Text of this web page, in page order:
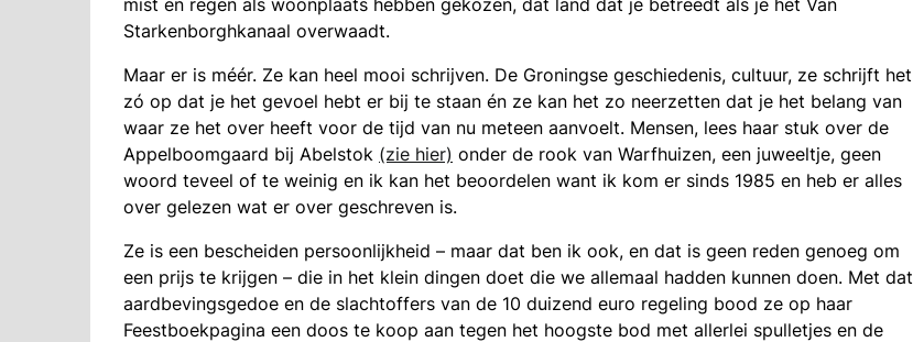
mist en regen als woonplaats hebben gekozen, dat land dat je betreedt als je het Van
Starkenborghkanaal overwaadt.
Maar er is méér. Ze kan heel mooi schrijven. De Groningse geschiedenis, cultuur, ze schrijft het
zó op dat je het gevoel hebt er bij te staan én ze kan het zo neerzetten dat je het belang van
waar ze het over heeft voor de tijd van nu meteen aanvoelt. Mensen, lees haar stuk over de
Appelboomgaard bij Abelstok (zie hier) onder de rook van Warfhuizen, een juweeltje, geen
woord teveel of te weinig en ik kan het beoordelen want ik kom er sinds 1985 en heb er alles
over gelezen wat er over geschreven is.
Ze is een bescheiden persoonlijkheid – maar dat ben ik ook, en dat is geen reden genoeg om
een prijs te krijgen – die in het klein dingen doet die we allemaal hadden kunnen doen. Met dat
aardbevingsgedoe en de slachtoffers van de 10 duizend euro regeling bood ze op haar
Feestboekpagina een doos te koop aan tegen het hoogste bod met allerlei spulletjes en de